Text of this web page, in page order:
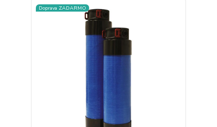
Doprava ZADARMO